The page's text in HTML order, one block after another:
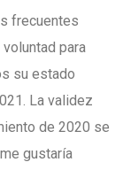
frecuentes
para
su estado
La validez
de 2020 se
gustaría